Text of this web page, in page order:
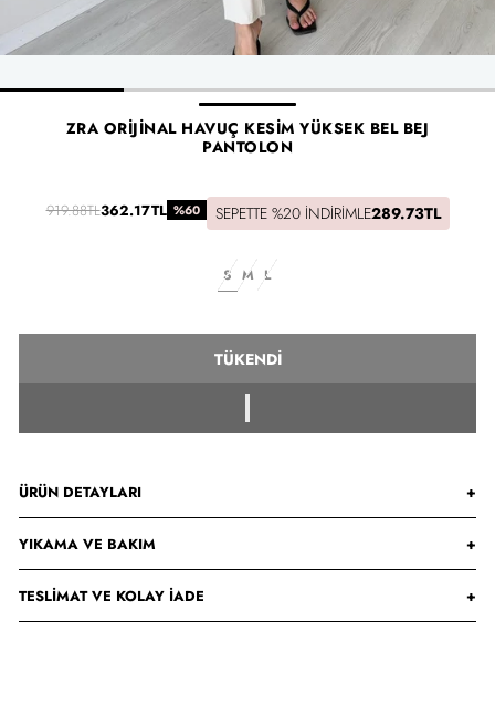
ZRA ORIJINAL HAVUÇ KESIM YÜKSEK BEL BEJ
PANTOLON
919.88TL362.17TL %60 SEPETTE %20 İNDIRIMLE289.73TL
S M L
TÜKENDI
ÜRÜN DETAYLARI +
YIKAMA VE BAKIM +
TESLIMAT VE KOLAY İADE +